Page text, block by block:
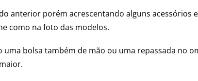
anterior porém acrescentando alguns acessórios
como na foto das modelos.
uma bolsa também de mão ou uma repassada no